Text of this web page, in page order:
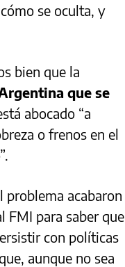
se oculta, y
bien que la
que se
abocado “a
o frenos en el
problema acabaron
FMI para saber que
con políticas
aunque no sea